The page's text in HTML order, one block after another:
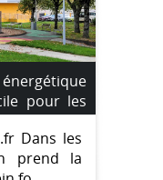
énergétique
pour les
Dans les
prend la